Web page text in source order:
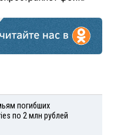
погибших
по 2 млн рублей